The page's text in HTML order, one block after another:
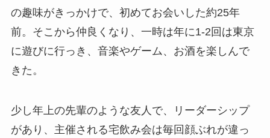
の趣味がきっかけで、初めてお会いした約25年
前。そこから仲良くなり、一時は年に1-2回は東京
に遊びに行っき、音楽やゲーム、お酒を楽しんで
きた。
少し年上の先輩のような友人で、リーダーシップ
があり、主催される宅飲み会は毎回顔ぶれが違っ